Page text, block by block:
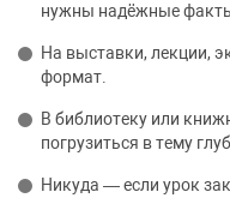
нужны надёжные
На выставки, лекции,
формат.
В библиотеку или
погрузиться в тему
Никуда — если урок